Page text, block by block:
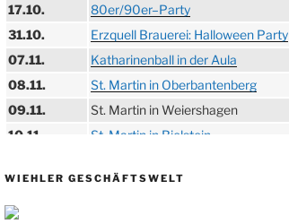
17.10.
80er/90er–Party
31.10.
Erzquell Brauerei: Halloween Party
07.11.
Katharinenball in der Aula
08.11.
St. Martin in Oberbantenberg
09.11.
St. Martin in Weiershagen
10.11.
St. Martin in Bielstein
14.11.
Proklamation der Tollitäten
15.11.
WIEHLER GESCHÄFTSWELT